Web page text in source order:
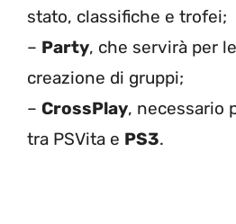
stato, classifiche e trofei;
– Party, che servirà per
creazione di gruppi;
– CrossPlay, necessario
tra PSVita e PS3.